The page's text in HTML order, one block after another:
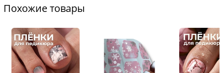
Похожие товары